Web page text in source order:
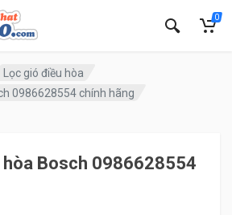
0
Lọc gió điều hòa
0986628554 chính hãng
Bosch 0986628554